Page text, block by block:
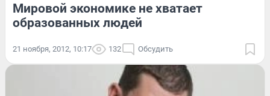
Мировой экономике не хватает
образованных людей
21 ноября, 2012, 10:17 132 Обсудить